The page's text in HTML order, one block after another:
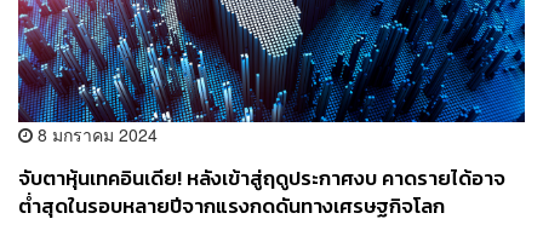
8 มกราคม 2024
จับตาหุ้นเทคอินเดีย! หลังเข้าสู่ฤดูประกาศงบ คาดรายได้อาจ
ต่ำสุดในรอบหลายปีจากแรงกดดันทางเศรษฐกิจโลก